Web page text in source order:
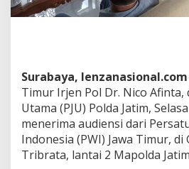
e
k
a
s
a
m
a
P
r
Surabaya, lenzanasional.com
Timur Irjen Pol Dr. Nico Afinta,
Utama (PJU) Polda Jatim,
menerima audiensi dari
Indonesia (PWI) Jawa Timur,
Tribrata, lantai 2 Mapolda